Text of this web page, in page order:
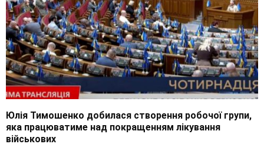
Юлія Тимошенко добилася створення робочої групи,
яка працюватиме над покращенням лікування
військових